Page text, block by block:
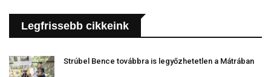
Legfrissebb cikkeink
Strúbel Bence továbbra is legyőzhetetlen a Mátrában